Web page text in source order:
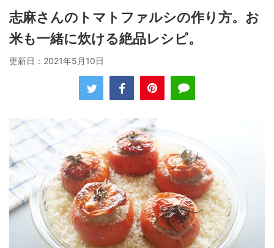
志麻さんのトマトファルシの作り方。お
米も一緒に炊ける絶品レシピ。
更新日： 2021年5月10日